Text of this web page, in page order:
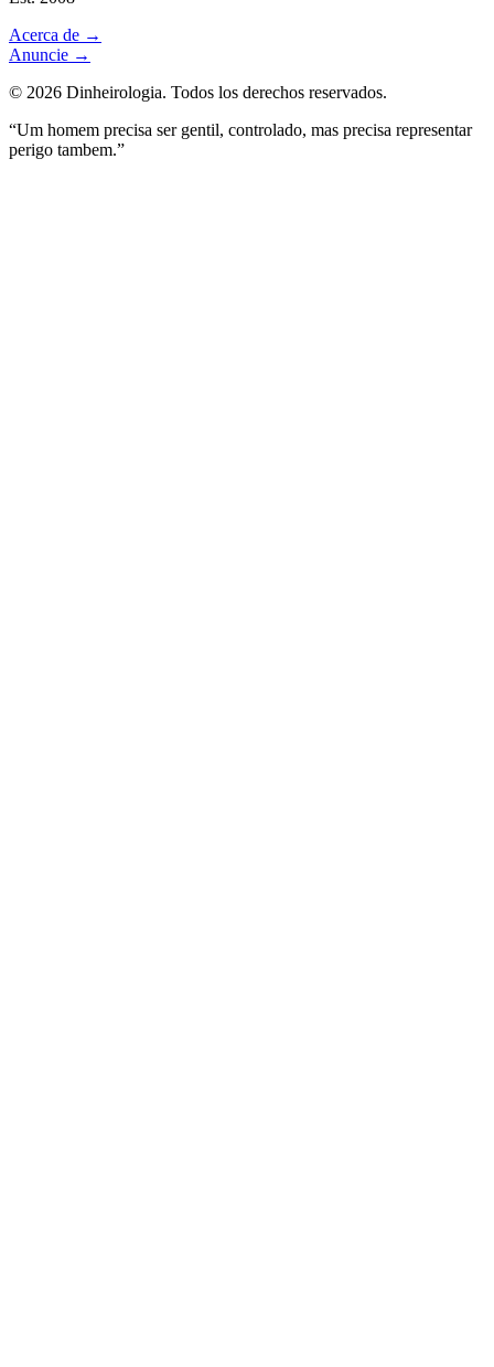
Acerca de →
Anuncie →
© 2026 Dinheirologia. Todos los derechos reservados.
“Um homem precisa ser gentil, controlado, mas precisa representar
perigo tambem.”